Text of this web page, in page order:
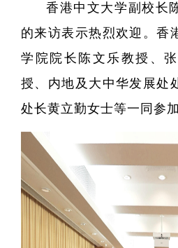
香港中文大学副校长
的来访表示热烈欢迎。香
学院院长陈文乐教授、
授、内地及大中华发展处
处长黄立勤女士等一同参